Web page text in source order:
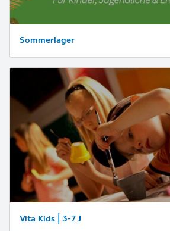
Sommerlager
Vita Kids | 3-7 J